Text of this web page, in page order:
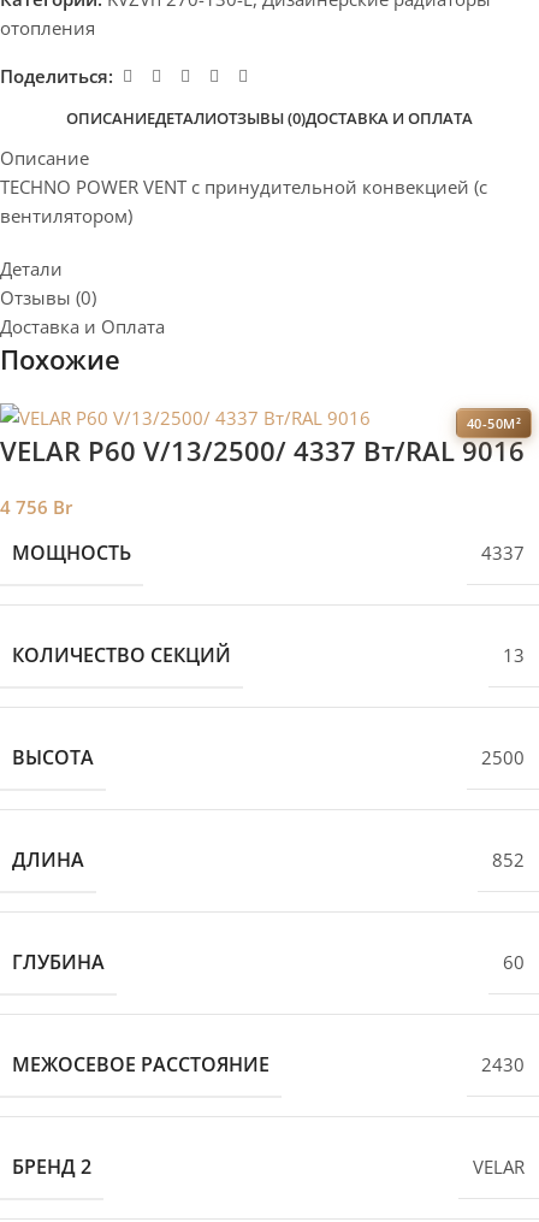
отопления
Поделиться:
ОПИСАНИЕДЕТАЛИОТЗЫВЫ (0)ДОСТАВКА И ОПЛАТА
Описание
TECHNO POWER VENT с принудительной конвекцией (c
вентилятором)
Детали
Отзывы (0)
Доставка и Оплата
Похожие
40-50М²
VELAR P60 V/13/2500/ 4337 Bт/RAL 9016
4 756 Br
МОЩНОСТЬ 4337
КОЛИЧЕСТВО СЕКЦИЙ 13
ВЫСОТА 2500
ДЛИНА 852
ГЛУБИНА 60
МЕЖОСЕВОЕ РАССТОЯНИЕ 2430
БРЕНД 2 VELAR